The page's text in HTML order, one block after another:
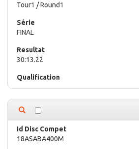
Tour1 / Round1
FINAL
30:13.22
18ASABA400M